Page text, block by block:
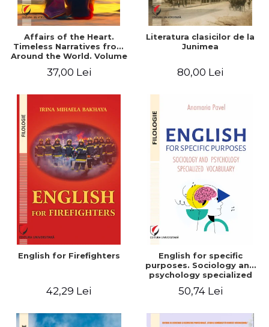
Affairs of the Heart.
Timeless Narratives from
Around the World. Volume
37,00 Lei
Literatura clasicilor de la
Junimea
80,00 Lei
English for Firefighters
42,29 Lei
English for specific
purposes. Sociology and
psychology specialized
50,74 Lei